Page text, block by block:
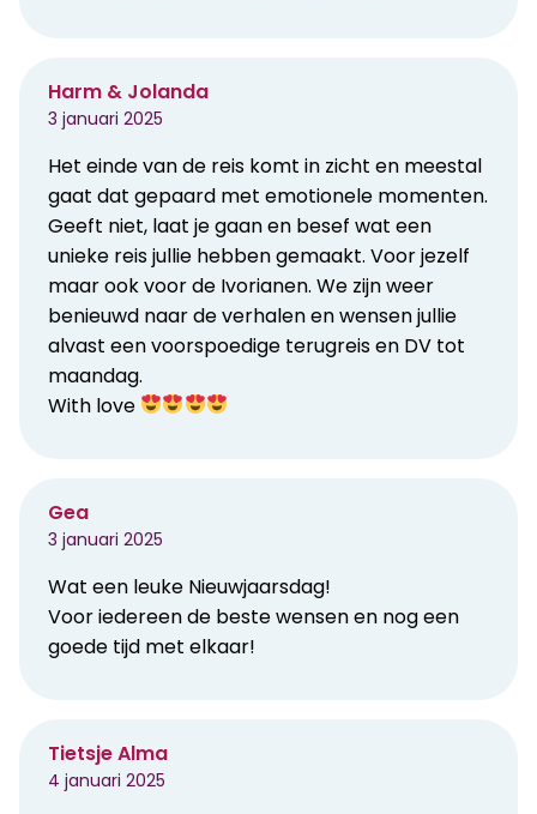
Harm & Jolanda
3 januari 2025
Het einde van de reis komt in zicht en meestal
gaat dat gepaard met emotionele momenten.
Geeft niet, laat je gaan en besef wat een
unieke reis jullie hebben gemaakt. Voor jezelf
maar ook voor de Ivorianen. We zijn weer
benieuwd naar de verhalen en wensen jullie
alvast een voorspoedige terugreis en DV tot
maandag.
With love
Gea
3 januari 2025
Wat een leuke Nieuwjaarsdag!
Voor iedereen de beste wensen en nog een
goede tijd met elkaar!
Tietsje Alma
4 januari 2025